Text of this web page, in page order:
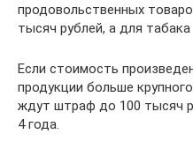
продовольственных
тысяч рублей, а для
Если стоимость
продукции больше
ждут штраф до 100 тысяч
4 года.